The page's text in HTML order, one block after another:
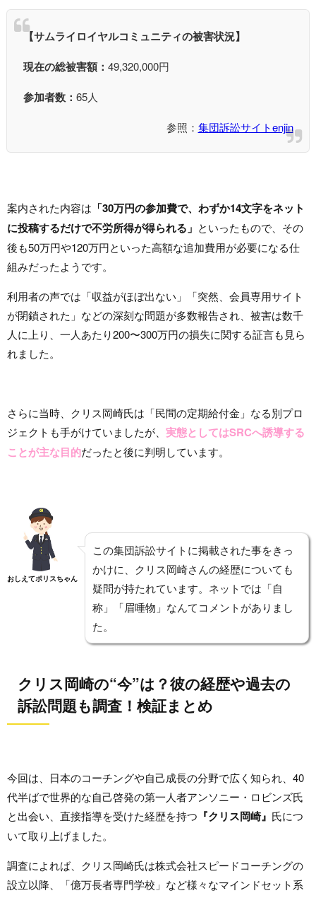
【サムライロイヤルコミュニティの被害状況】
現在の総被害額： 49,320,000円
参加者数： 65人
参照： 集団訴訟サイトenjin
案内された内容は 「30万円の参加費で、わずか14文字をネット
に投稿するだけで不労所得が得られる」 といったもので、その
後も50万円や120万円といった高額な追加費用が必要になる仕
組みだったようです。
利用者の声では「収益がほぼ出ない」「突然、会員専用サイト
が閉鎖された」などの深刻な問題が多数報告され、被害は数千
人に上り、一人あたり200〜300万円の損失に関する証言も見ら
れました。
さらに当時、クリス岡崎氏は「民間の定期給付金」なる別プロ
ジェクトも手がけていましたが、 実態としてはSRCへ誘導する
ことが主な目的だったと後に判明しています。
おしえてポリスちゃん
この集団訴訟サイトに掲載された事をきっ
かけに、クリス岡崎さんの経歴についても
疑問が持たれています。ネットでは「自
称」「眉唾物」なんてコメントがありまし
た。
クリス岡崎の“今”は？彼の経歴や過去の
訴訟問題も調査！検証まとめ
今回は、日本のコーチングや自己成長の分野で広く知られ、40
代半ばで世界的な自己啓発の第一人者アンソニー・ロビンズ氏
と出会い、直接指導を受けた経歴を持つ 『クリス岡崎』 氏につ
いて取り上げました。
調査によれば、クリス岡崎氏は株式会社スピードコーチングの
設立以降、「億万長者専門学校」など様々なマインドセット系